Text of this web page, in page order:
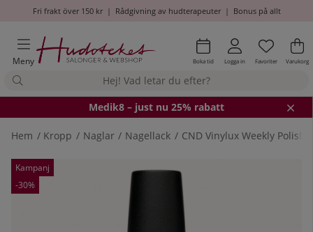
Fri frakt över 150 kr| Rådgivning av hudterapeuter| Bonus på allt
Meny Boka tid Logga in Antal i
.
Favoriter .
Varukorg
Medik8 – just nu 25% rabatt
Hem Kropp Naglar Nagellack CND Vinylux Weekly Polish
Kampanj
-30%
Produktbilder